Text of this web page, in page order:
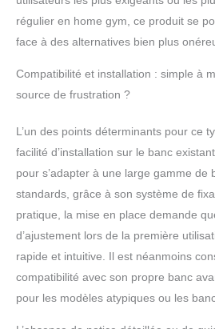
régulier en home gym, ce produit se
face à des alternatives bien plus
Compatibilité et installation : simple à
source de frustration ?
L’un des points déterminants pour ce
facilité d’installation sur le banc
pour s’adapter à une large gamme de
standards, grâce à son système de
pratique, la mise en place demande
d’ajustement lors de la première
rapide et intuitive. Il est néanmoins
compatibilité avec son propre banc
pour les modèles atypiques ou les